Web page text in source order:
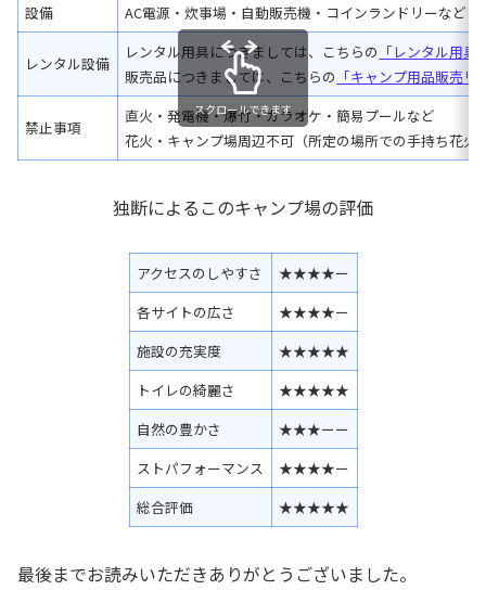
設備
AC電源・炊事場・自動販売機・コインランドリーなど
レンタル設備
レンタル用具につきましては、こちらの 「レンタル用
販売品につきましては、こちらの 「キャンプ用品販売リ
禁止事項
直火・発電機・爆竹・カラオケ・簡易プールなど
花火・キャンプ場周辺不可（所定の場所での手持ち花火
スクロールできます
独断によるこのキャンプ場の評価
アクセスのしやすさ
★★★★ー
各サイトの広さ
★★★★ー
施設の充実度
★★★★★
トイレの綺麗さ
★★★★★
自然の豊かさ
★★★ーー
ストパフォーマンス
★★★★ー
総合評価
★★★★★
最後までお読みいただきありがとうございました。